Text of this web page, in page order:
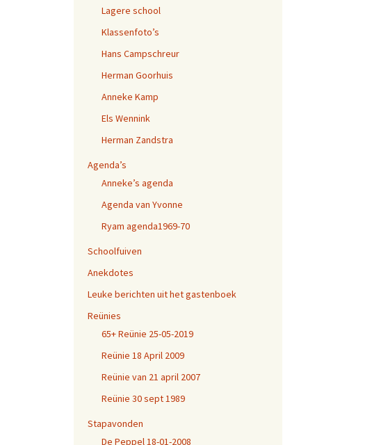
Lagere school
Klassenfoto’s
Hans Campschreur
Herman Goorhuis
Anneke Kamp
Els Wennink
Herman Zandstra
Agenda’s
Anneke’s agenda
Agenda van Yvonne
Ryam agenda1969-70
Schoolfuiven
Anekdotes
Leuke berichten uit het gastenboek
Reünies
65+ Reünie 25-05-2019
Reünie 18 April 2009
Reünie van 21 april 2007
Reünie 30 sept 1989
Stapavonden
De Peppel 18-01-2008